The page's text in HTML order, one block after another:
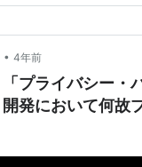
• 4年前
「プライバシー・
発において何故